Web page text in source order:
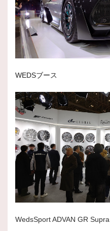
WEDSブース
WedsSport ADVAN GR Supra